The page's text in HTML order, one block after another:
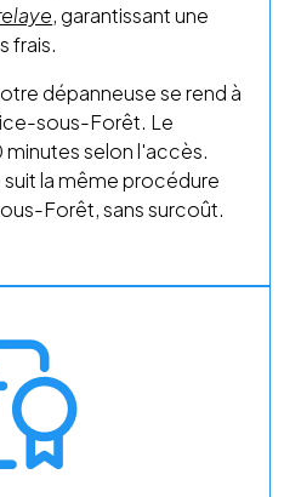
, garantissant une
frais.
dépanneuse se rend à
sous-Forêt. Le
selon l'accès.
la même procédure
Forêt, sans surcoût.